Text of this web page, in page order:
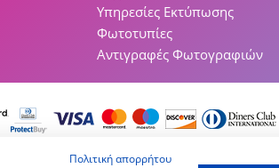
Υπηρεσίες Εκτύπωσης
Φωτοτυπίες
Αντιγραφές Φωτογραφιών
Πολιτική απορρήτου